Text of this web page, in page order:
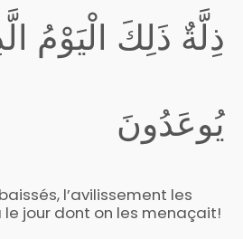
ذِلَّةٌ ذَلِكَ الْيَوْمُ
يُوعَدُونَ
l’avilissement les
le jour dont on les menaçait!